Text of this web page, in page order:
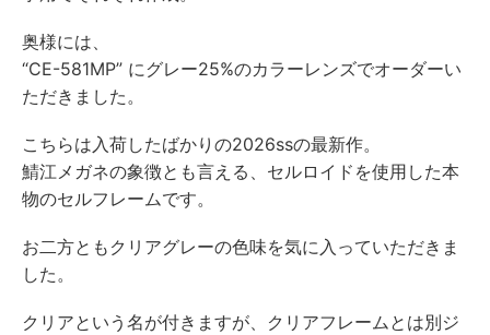
奥様には、
“CE-581MP” にグレー25%のカラーレンズでオーダーい
ただきました。
こちらは入荷したばかりの2026ssの最新作。
鯖江メガネの象徴とも言える、セルロイドを使用した本
物のセルフレームです。
お二方ともクリアグレーの色味を気に入っていただきま
した。
クリアという名が付きますが、クリアフレームとは別ジ